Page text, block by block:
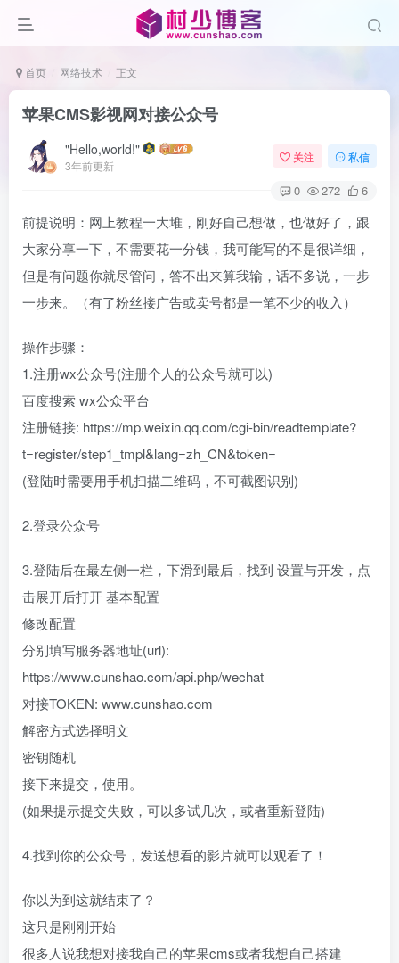
首页 网络技术 正文
苹果CMS影视网对接公众号
"Hello,world!"
3年前更新
关注 私信
0 272 6
前提说明：网上教程一大堆，刚好自己想做，也做好了，跟
大家分享一下，不需要花一分钱，我可能写的不是很详细，
但是有问题你就尽管问，答不出来算我输，话不多说，一步
一步来。（有了粉丝接广告或卖号都是一笔不少的收入）
操作步骤：
1.注册wx公众号(注册个人的公众号就可以)
百度搜索 wx公众平台
注册链接: https://mp.weixin.qq.com/cgi-bin/readtemplate?
t=register/step1_tmpl&lang=zh_CN&token=
(登陆时需要用手机扫描二维码，不可截图识别)
2.登录公众号
3.登陆后在最左侧一栏，下滑到最后，找到 设置与开发，点
击展开后打开 基本配置
修改配置
分别填写服务器地址(url):
https://www.cunshao.com/api.php/wechat
对接TOKEN: www.cunshao.com
解密方式选择明文
密钥随机
接下来提交，使用。
(如果提示提交失败，可以多试几次，或者重新登陆)
4.找到你的公众号，发送想看的影片就可以观看了！
你以为到这就结束了？
这只是刚刚开始
很多人说我想对接我自己的苹果cms或者我想自己搭建